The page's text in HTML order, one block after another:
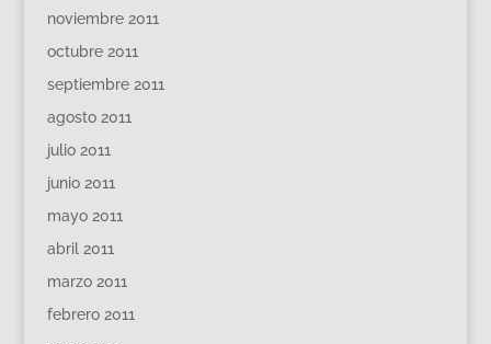
noviembre 2011
octubre 2011
septiembre 2011
agosto 2011
julio 2011
junio 2011
mayo 2011
abril 2011
marzo 2011
febrero 2011